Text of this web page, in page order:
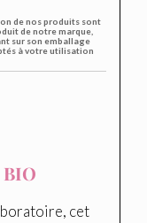
de nos produits sont
de notre marque,
sur son emballage
à votre utilisation
BIO
cet